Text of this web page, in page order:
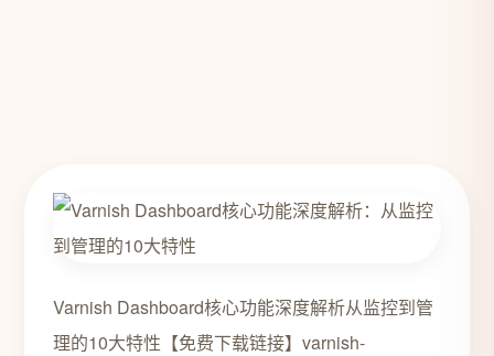
Varnish Dashboard核心功能深度解析从监控到管
理的10大特性【免费下载链接】varnish-